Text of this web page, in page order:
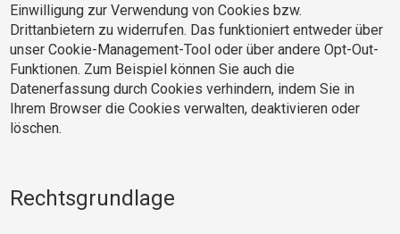
Einwilligung zur Verwendung von Cookies bzw.
Drittanbietern zu widerrufen. Das funktioniert entweder über
unser Cookie-Management-Tool oder über andere Opt-Out-
Funktionen. Zum Beispiel können Sie auch die
Datenerfassung durch Cookies verhindern, indem Sie in
Ihrem Browser die Cookies verwalten, deaktivieren oder
löschen.
Rechtsgrundlage